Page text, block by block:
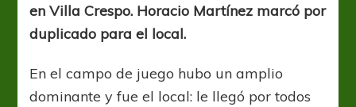
en Villa Crespo. Horacio Martínez marcó por
duplicado para el local.
En el campo de juego hubo un amplio
dominante y fue el local: le llegó por todos